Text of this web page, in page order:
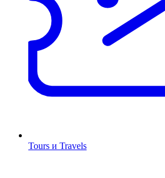
Tours и Travels